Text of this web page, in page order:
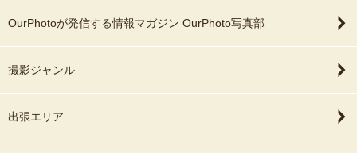
OurPhotoが発信する情報マガジン OurPhoto写真部
撮影ジャンル
出張エリア